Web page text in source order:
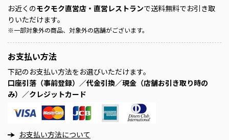
お近くのモクモク直営店・直営レストランで送料無料でお引き取
りいただけます。
※一部対象外の商品、対象外の店舗がございます。
お支払い方法
下記のお支払い方法をお選びいただけます。
口座引落（事前登録）／代金引換／現金（店舗お引き取り時の
み）／クレジットカード
お支払い方法について